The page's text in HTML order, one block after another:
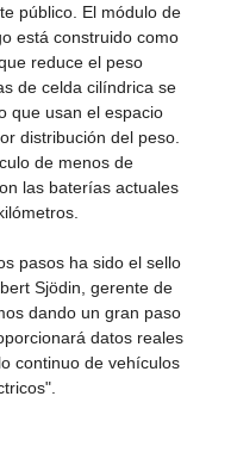
público. El módulo de
está construido como
reduce el peso
de celda cilíndrica se
que usan el espacio
distribución del peso.
de menos de
las baterías actuales
pasos ha sido el sello
Sjödin, gerente de
dando un gran paso
datos reales
continuo de vehículos